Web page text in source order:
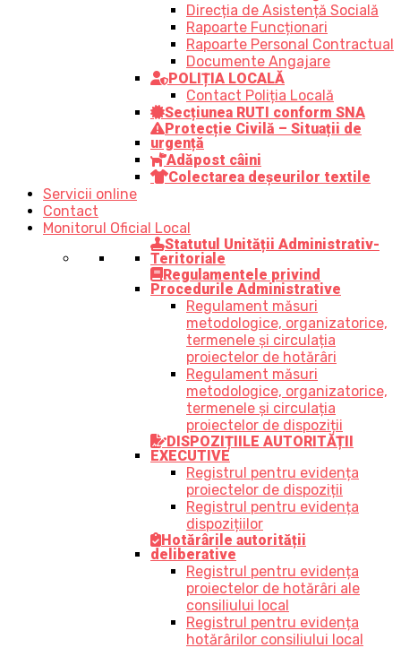
Direcția de Asistență Socială
Rapoarte Funcționari
Rapoarte Personal Contractual
Documente Angajare
POLIȚIA LOCALĂ
Contact Poliția Locală
Secțiunea RUTI conform SNA
Protecție Civilă – Situații de
urgență
Adăpost câini
Colectarea deșeurilor textile
Servicii online
Contact
Monitorul Oficial Local
Statutul Unității Administrativ-
Teritoriale
Regulamentele privind
Procedurile Administrative
Regulament măsuri
metodologice, organizatorice,
termenele și circulația
proiectelor de hotărâri
Regulament măsuri
metodologice, organizatorice,
termenele și circulația
proiectelor de dispoziții
DISPOZIȚIILE AUTORITĂȚII
EXECUTIVE
Registrul pentru evidența
proiectelor de dispoziții
Registrul pentru evidența
dispozițiilor
Hotărârile autorității
deliberative
Registrul pentru evidența
proiectelor de hotărâri ale
consiliului local
Registrul pentru evidența
hotărârilor consiliului local